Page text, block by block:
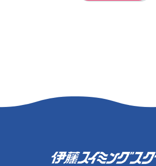
伊藤スイミングスクール